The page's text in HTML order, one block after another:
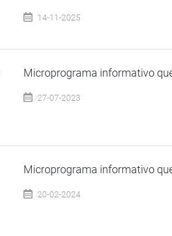
14-11-2025
Microprograma informativo
27-07-2023
Microprograma informativo
20-02-2024